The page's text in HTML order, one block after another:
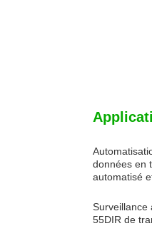
données en
automatisé
Surveillance
55DIR de